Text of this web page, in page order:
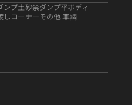
ンプ土砂禁ダンプ平ボディ
しコーナーその他 車輌